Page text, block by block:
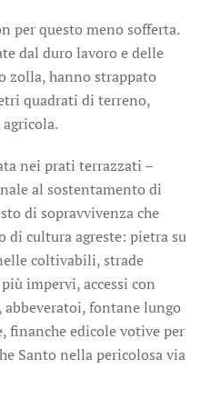
per questo meno sofferta.
dal duro lavoro e delle
zolla, hanno strappato
quadrati di terreno,
nei prati terrazzati –
al sostentamento di
di sopravvivenza che
di cultura agreste: pietra su
coltivabili, strade
impervi, accessi con
fontane lungo
finanche edicole votive per
Santo nella pericolosa via